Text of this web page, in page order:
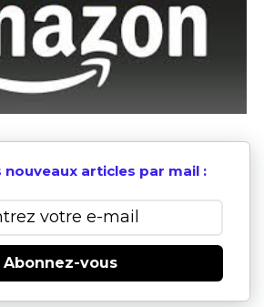
nouveaux articles par mail :
Abonnez-vous